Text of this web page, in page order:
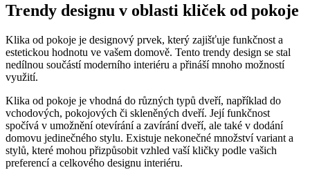
Trendy ​designu v oblasti kliček od pokoje
Klika od pokoje je designový prvek, který zajišťuje funkčnost a
estetickou hodnotu ve vašem domově. Tento trendy​ design ⁤se stal
nedílnou ⁢součástí‍ moderního ‍interiéru a přináší mnoho možností
využití.
Klika⁤ od pokoje je vhodná ​do různých ‍typů dveří, například do
vchodových,⁤ pokojových či skleněných ⁤dveří. Její funkčnost
spočívá v umožnění otevírání a zavírání dveří, ‌ale také v⁣ dodání
domovu jedinečného stylu. Existuje nekonečné ⁤množství variant a
stylů, které mohou přizpůsobit vzhled vaší ⁤kličky podle vašich⁣
preferencí a celkového designu interiéru.